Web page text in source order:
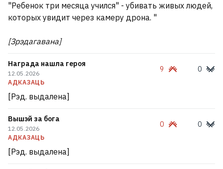
"Ребенок три месяца учился" - убивать живых людей,
которых увидит через камеру дрона. "
[Зрэдагавана]
Награда нашла героя
12.05.2026
АДКАЗАЦЬ
9 0
[Рэд. выдалена]
Вышэй за бога
12.05.2026
АДКАЗАЦЬ
0 0
[Рэд. выдалена]